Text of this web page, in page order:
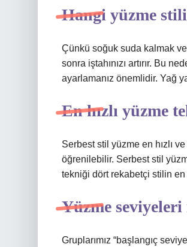
Hangi yüzme stili
Çünkü soğuk suda kalmak
sonra iştahınızı artırır. Bu
ayarlamanız önemlidir. Yağ
En hızlı yüzme
Serbest stil yüzme en hızlı
öğrenilebilir. Serbest stil
tekniği dört rekabetçi stilin en
Yüzme
Gruplarımız “başlangıç